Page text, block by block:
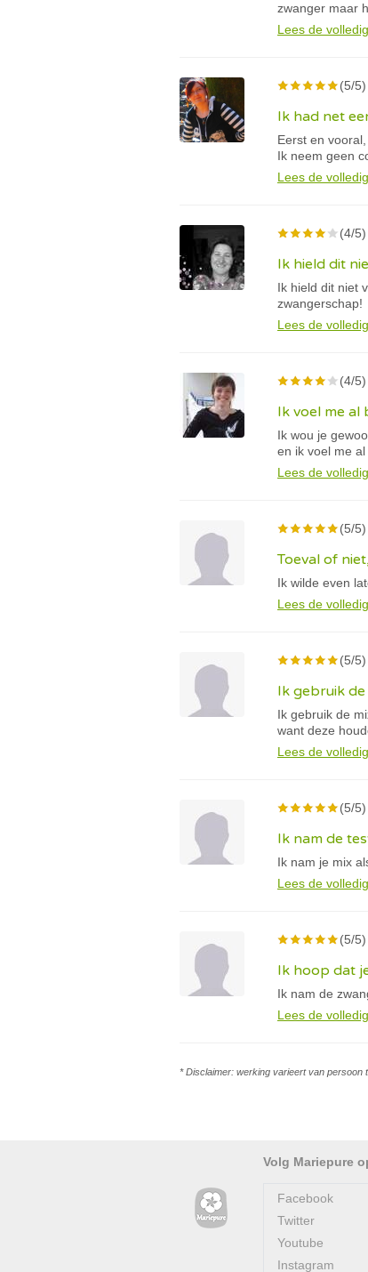
zwanger maar
Lees de
(5/
Ik had net
Eerst en
Ik neem geen
Lees de
(4/
Ik hield dit
Ik hield dit niet
zwangerschap!
Lees de
(4/
Ik voel me al
Ik wou je
en ik voel me al
Lees de
(5/
Toeval of
Ik wilde even
Lees de
(5/
Ik gebruik
Ik gebruik de
want deze
Lees de
(5/
Ik nam de
Ik nam je mix
Lees de
(5/
Ik hoop dat
Ik nam de
Lees de
* Disclaimer: werking varieert van persoon
Volg Mariepure
Facebook
Twitter
Youtube
Instagram